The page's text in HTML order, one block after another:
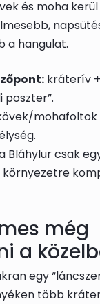
és moha
a hangulat.
kráterív
poszter”.
mohafoltok
Bláhylur csak
még
a
egy
több